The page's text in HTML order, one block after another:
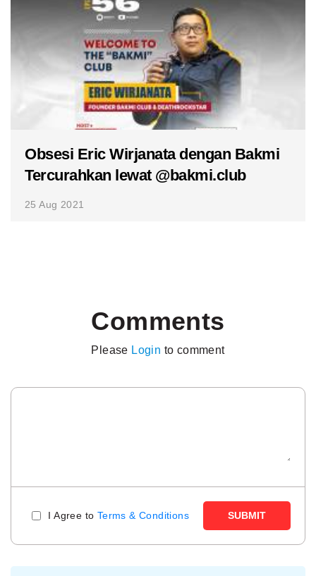
Obsesi Eric Wirjanata dengan Bakmi
Tercurahkan lewat @bakmi.club
25 Aug 2021
Comments
Please Login to comment
I Agree to Terms & Conditions SUBMIT